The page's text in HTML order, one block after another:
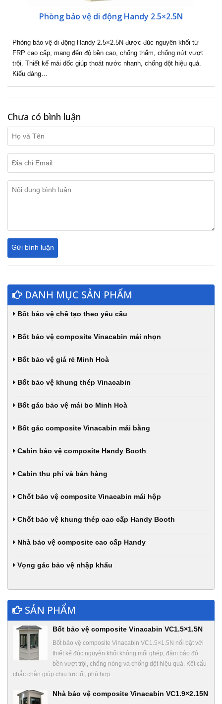
Phòng bảo vệ di động Handy 2.5×2.5N
Phòng bảo vệ di động Handy 2.5×2.5N được đúc nguyên khối từ
FRP cao cấp, mang đến độ bền cao, chống thấm, chống nứt vượt
trội. Thiết kế mái dốc giúp thoát nước nhanh, chống dột hiệu quả.
Kiểu dáng…
Chưa có bình luận
DANH MỤC SẢN PHẨM
Bốt bảo vệ chế tạo theo yêu cầu
Bốt bảo vệ composite Vinacabin mái nhọn
Bốt bảo vệ giá rẻ Minh Hoà
Bốt bảo vệ khung thép Vinacabin
Bốt gác bảo vệ mái bo Minh Hoà
Bốt gác composite Vinacabin mái bằng
Cabin bảo vệ composite Handy Booth
Cabin thu phí và bán hàng
Chốt bảo vệ composite Vinacabin mái hộp
Chốt bảo vệ khung thép cao cấp Handy Booth
Nhà bảo vệ composite cao cấp Handy
Vọng gác bảo vệ nhập khẩu
SẢN PHẨM
Bốt bảo vệ composite Vinacabin VC1.5×1.5N
Bốt bảo vệ composite Vinacabin VC1.5×1.5N nổi bật với
thiết kế đúc nguyên khối không mối ghép, đảm bảo độ
bền vượt trội, chống nóng và chống dột hiệu quả. Kết cấu
chắc chắn giúp chịu lực tốt, phù hợp…
Nhà bảo vệ composite Vinacabin VC1.9×2.15N